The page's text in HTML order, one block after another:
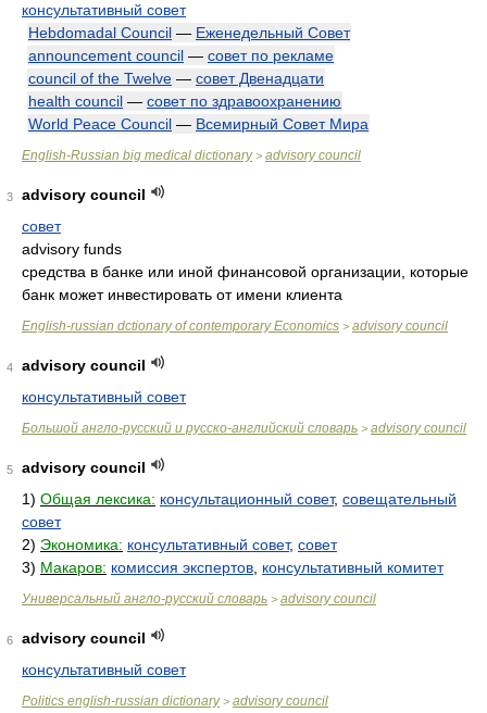
консультативный совет
Hebdomadal Council — Еженедельный Совет
announcement council — совет по рекламе
council of the Twelve — совет Двенадцати
health council — совет по здравоохранению
World Peace Council — Всемирный Совет Мира
English-Russian big medical dictionary> advisory council
3
advisory council
совет
advisory funds
средства в банке или иной финансовой организации, которые
банк может инвестировать от имени клиента
English-russian dctionary of contemporary Economics > advisory council
4
advisory council
консультативный совет
Большой англо-русский и русско-английский словарь > advisory council
5
advisory council
1) Общая лексика: консультационный совет, совещательный
совет
2) Экономика: консультативный совет, совет
3) Макаров: комиссия экспертов консультативный комитет
Универсальный англо-русский словарь > advisory council
6
advisory council
консультативный совет
Politics english-russian dictionary> advisory council